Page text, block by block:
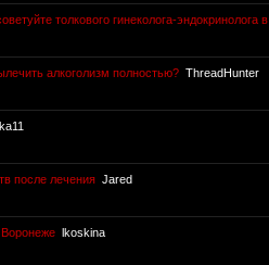
толкового гинеколога-эндокринолога в
алкоголизм полностью? ThreadHunter
после лечения Jared
lkoskina